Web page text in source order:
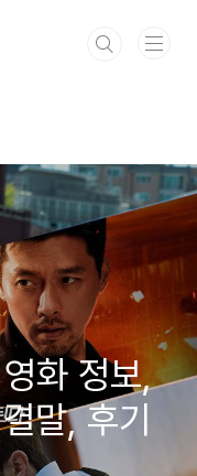
화 정보,
말, 후기